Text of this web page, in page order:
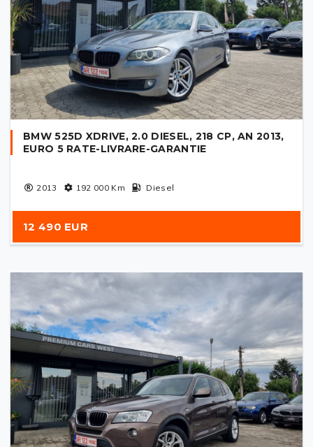
BMW 525D XDRIVE, 2.0 DIESEL, 218 CP, AN 2013,
EURO 5 RATE-LIVRARE-GARANTIE
2013 192 000Km Diesel
12 490 EUR